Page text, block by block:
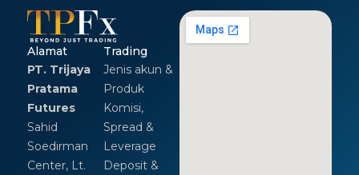
Alamat
PT. Trijaya
Pratama
Futures
Sahid
Soedirman
Center, Lt.
Trading
Jenis akun &
Produk
Komisi,
Spread &
Leverage
Deposit &